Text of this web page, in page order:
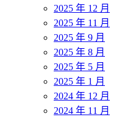
2025 年 12 月
2025 年 11 月
2025 年 9 月
2025 年 8 月
2025 年 5 月
2025 年 1 月
2024 年 12 月
2024 年 11 月